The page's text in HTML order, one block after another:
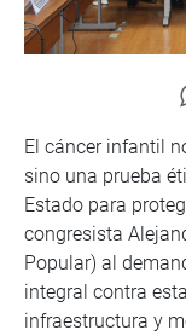
El cáncer infantil
sino una prueba
Estado para
congresista
Popular) al
integral contra
infraestructura y